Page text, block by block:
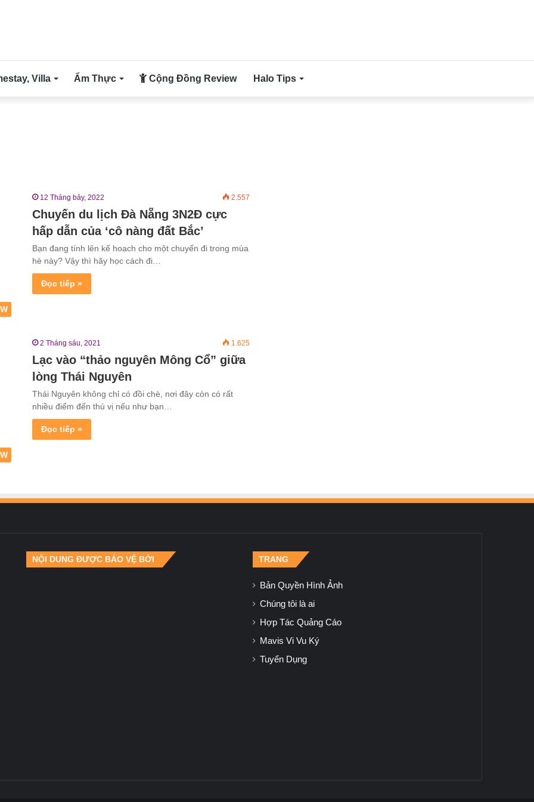
Villa Ẩm Thực Cộng Đồng Review Halo Tips
12 Tháng bảy, 2022 2.557
Chuyến du lịch Đà Nẵng 3N2Đ cực
hấp dẫn của ‘cô nàng đất Bắc’
Bạn đang tính lên kế hoạch cho một chuyến đi trong mùa
hè này? Vậy thì hãy học cách đi…
Đọc tiếp »
2 Tháng sáu, 2021 1.625
Lạc vào “thảo nguyên Mông Cổ” giữa
lòng Thái Nguyên
Thái Nguyên không chỉ có đồi chè, nơi đây còn có rất
nhiều điểm đến thú vị nếu như bạn…
Đọc tiếp »
NỘI DUNG ĐƯỢC BẢO VỆ BỞI TRANG
Bản Quyền Hình Ảnh
Chúng tôi là ai
Hợp Tác Quảng Cáo
Mavis Vi Vu Ký
Tuyển Dụng